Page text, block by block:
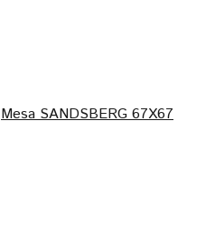
Mesa SANDSBERG 67X67